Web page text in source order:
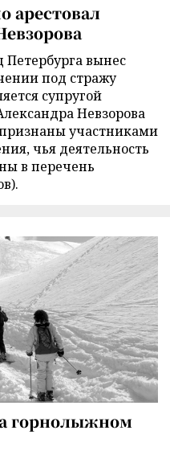
арестовал
вынес
под стражу
супругой
Невзорова
участниками
чья деятельность
в перечень
горнолыжном